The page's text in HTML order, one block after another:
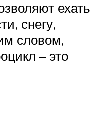
ехать
снегу,
словом,
– это